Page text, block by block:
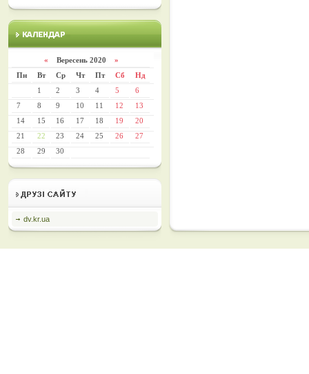
« Вересень 2020 »
Пн
Вт Ср Чт Пт Сб
Нд
1
2 3 4 5
6
7
8 9 10 11 12
13
14
15 16 17 18 19
20
21
22 23 24 25 26
27
28
29 30
dv.kr.ua